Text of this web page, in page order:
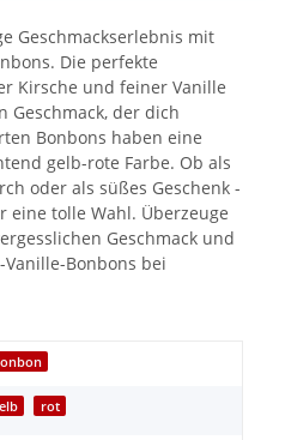
Geschmackserlebnis mit
Die perfekte
Kirsche und feiner Vanille
Geschmack, der dich
Bonbons haben eine
gelb-rote Farbe. Ob als
oder als süßes Geschenk -
eine tolle Wahl. Überzeuge
Geschmack und
Bonbons bei
rot